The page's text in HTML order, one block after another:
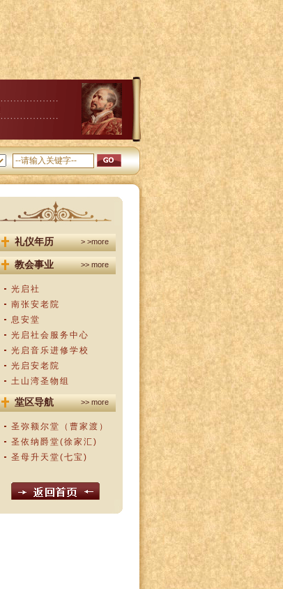
礼仪年历 > >more
教会事业 >> more
光启社
南张安老院
息安堂
光启社会服务中心
光启音乐进修学校
光启安老院
土山湾圣物组
堂区导航 >> more
圣弥额尔堂（曹家渡）
圣依纳爵堂(徐家汇)
圣母升天堂(七宝)